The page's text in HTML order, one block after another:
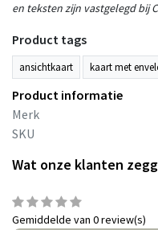
en teksten zijn vastgelegd bij
Product tags
ansichtkaart kaart met
Product informatie
Merk
SKU
Wat onze klanten
Gemiddelde van 0 review(s)